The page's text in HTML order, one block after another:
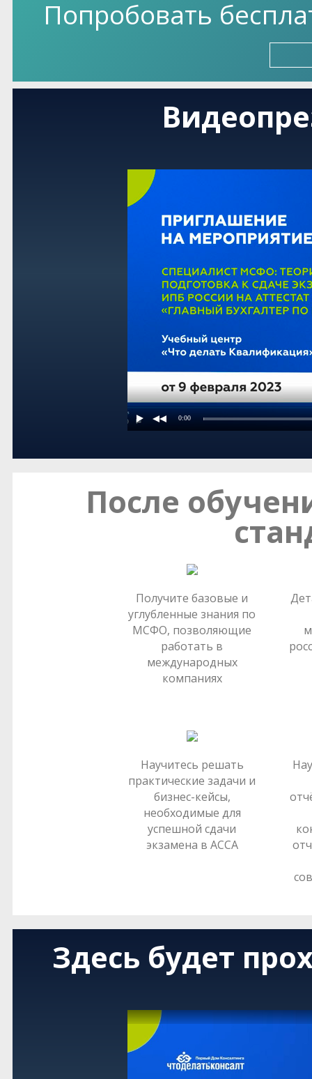
Попробовать
После
Получите базовые и
углубленные знания по
МСФО, позволяющие
работать в
международных
компаниях
Научитесь решать
практические задачи и
бизнес-кейсы,
необходимые для
успешной сдачи
экзамена в АССА
Здесь будет